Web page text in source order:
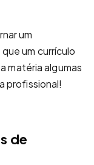
um
um currículo
matéria algumas
profissional!
de